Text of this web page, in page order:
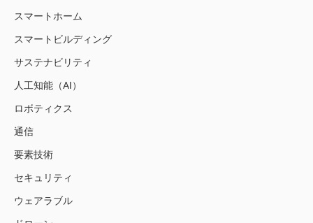
スマートホーム
スマートビルディング
サステナビリティ
人工知能（AI）
ロボティクス
通信
要素技術
セキュリティ
ウェアラブル